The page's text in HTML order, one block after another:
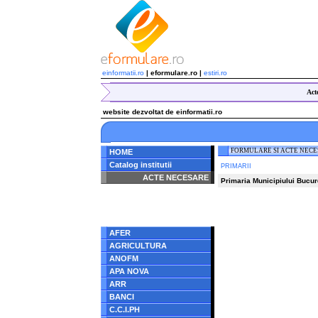
einformatii.ro | eformulare.ro | estiri.ro
website dezvoltat de einformatii.ro
HOME
Catalog institutii
ACTE NECESARE
AFER
AGRICULTURA
ANOFM
APA NOVA
ARR
BANCI
C.C.I.PH
FORMULARE SI ACTE
PRIMARII
Primaria Municipiului